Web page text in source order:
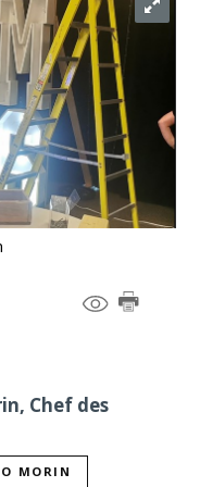
Chef des
MORIN